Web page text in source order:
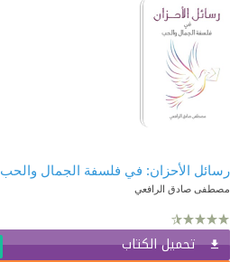
رسائل الأحزان: في فلسفة الجمال والحب
مصطفى صادق الرافعي
تحميل الكتاب